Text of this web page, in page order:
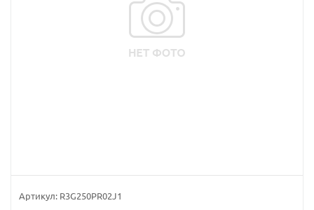
Артикул: R3G250PR02J1